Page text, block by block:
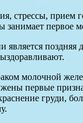
стрессы,
первое
молочной
первые
груди,